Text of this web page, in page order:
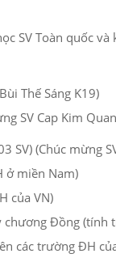
SV Toàn quốc
Thế Sáng K19)
SV Cap Kim
SV) (Chúc mừng
ở miền Nam)
của VN)
Đồng
các trường ĐH